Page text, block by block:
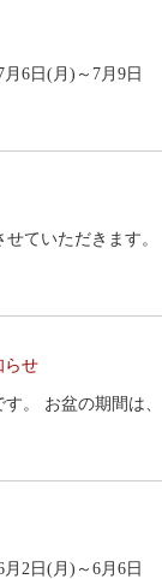
6日(月)～7月9日
ていただきます。
らせ
。 お盆の期間は、
2日(月)～6月6日